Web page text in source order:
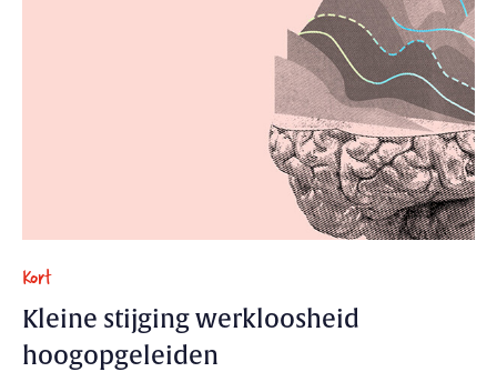
Kort
Kleine stijging werkloosheid
hoogopgeleiden